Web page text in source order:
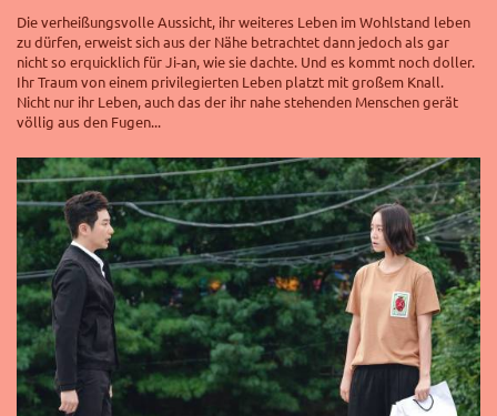
Die verheißungsvolle Aussicht, ihr weiteres Leben im Wohlstand leben
zu dürfen, erweist sich aus der Nähe betrachtet dann jedoch als gar
nicht so erquicklich für Ji-an, wie sie dachte. Und es kommt noch doller.
Ihr Traum von einem privilegierten Leben platzt mit großem Knall.
Nicht nur ihr Leben, auch das der ihr nahe stehenden Menschen gerät
völlig aus den Fugen...